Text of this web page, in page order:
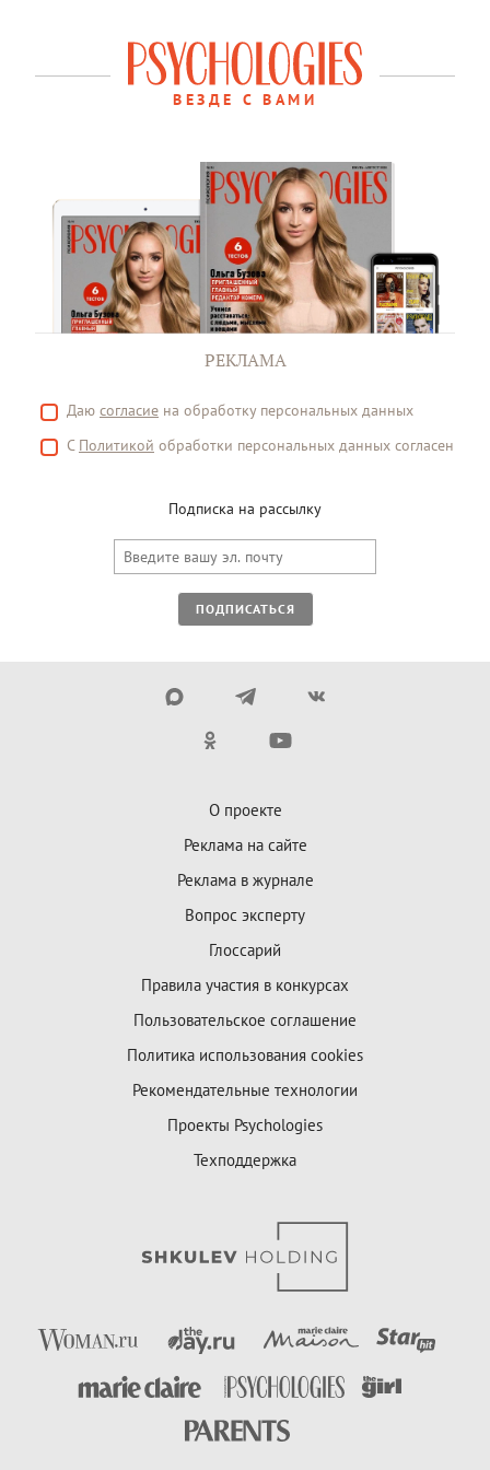
ВЕЗДЕ С ВАМИ
РЕКЛАМА
Даю согласие на обработку персональных данных
С Политикой обработки персональных данных согласен
Подписка на рассылку
ПОДПИСАТЬСЯ
О проекте
Реклама на сайте
Реклама в журнале
Вопрос эксперту
Глоссарий
Правила участия в конкурсах
Пользовательское соглашение
Политика использования cookies
Рекомендательные технологии
Проекты Psychologies
Техподдержка